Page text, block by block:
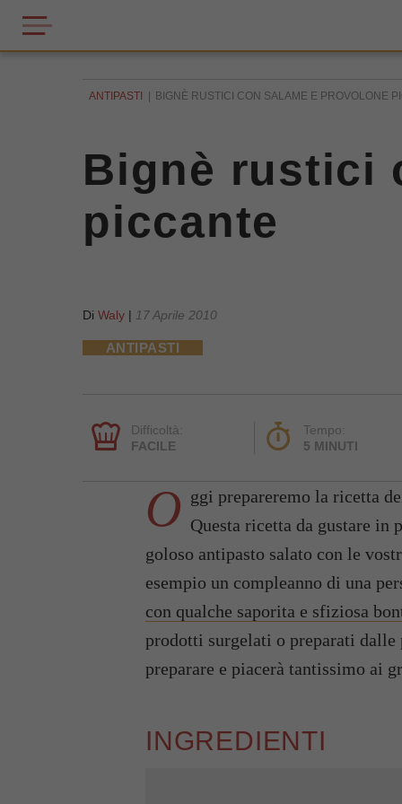
ANTIPASTI BIGNÈ RUSTICI CON SALAME E PROVOLONE
Bignè rustici
piccante
Di Waly | 17 Aprile 2010
ANTIPASTI
Difficoltà:
FACILE
Tempo:
5 MINUTI
O ggi prepareremo la ricetta
Questa ricetta da gustare in
goloso antipasto salato con le
esempio un compleanno di una
con qualche saporita e sfiziosa
prodotti surgelati o preparati dalle
preparare e piacerà tantissimo ai
INGREDIENTI